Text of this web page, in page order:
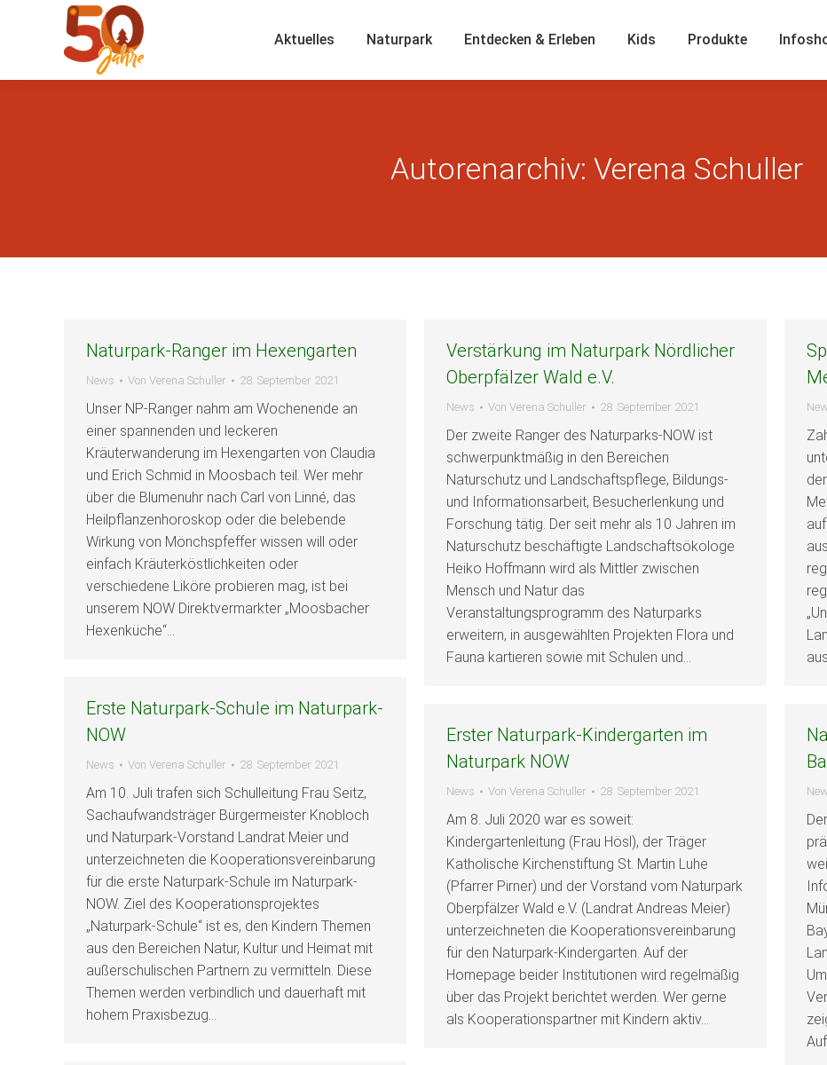
Aktuelles Naturpark Entdecken & Erleben Kids Produkte
Autorenarchiv: Verena Schuller
Naturpark-Ranger im Hexengarten
News Von Verena Schuller 28. September 2021
Unser NP-Ranger nahm am Wochenende an
einer spannenden und leckeren
Kräuterwanderung im Hexengarten von Claudia
und Erich Schmid in Moosbach teil. Wer mehr
über die Blumenuhr nach Carl von Linné, das
Heilpflanzenhoroskop oder die belebende
Wirkung von Mönchspfeffer wissen will oder
einfach Kräuterköstlichkeiten oder
verschiedene Liköre probieren mag, ist bei
unserem NOW Direktvermarkter „Moosbacher
Hexenküche“…
Verstärkung im Naturpark Nördlicher
Oberpfälzer Wald e.V.
News Von Verena Schuller 28. September 2021
Der zweite Ranger des Naturparks-NOW ist
schwerpunktmäßig in den Bereichen
Naturschutz und Landschaftspflege, Bildungs-
und Informationsarbeit, Besucherlenkung und
Forschung tätig. Der seit mehr als 10 Jahren im
Naturschutz beschäftigte Landschaftsökologe
Heiko Hoffmann wird als Mittler zwischen
Mensch und Natur das
Veranstaltungsprogramm des Naturparks
erweitern, in ausgewählten Projekten Flora und
Fauna kartieren sowie mit Schulen und…
Erste Naturpark-Schule im Naturpark-
NOW
News Von Verena Schuller 28. September 2021
Am 10. Juli trafen sich Schulleitung Frau Seitz,
Sachaufwandsträger Bürgermeister Knobloch
und Naturpark-Vorstand Landrat Meier und
unterzeichneten die Kooperationsvereinbarung
für die erste Naturpark-Schule im Naturpark-
NOW. Ziel des Kooperationsprojektes
„Naturpark-Schule“ ist es, den Kindern Themen
aus den Bereichen Natur, Kultur und Heimat mit
außerschulischen Partnern zu vermitteln. Diese
Themen werden verbindlich und dauerhaft mit
hohem Praxisbezug…
Erster Naturpark-Kindergarten im
Naturpark NOW
News Von Verena Schuller 28. September 2021
Am 8. Juli 2020 war es soweit:
Kindergartenleitung (Frau Hösl), der Träger
Katholische Kirchenstiftung St. Martin Luhe
(Pfarrer Pirner) und der Vorstand vom Naturpark
Oberpfälzer Wald e.V. (Landrat Andreas Meier)
unterzeichneten die Kooperationsvereinbarung
für den Naturpark-Kindergarten. Auf der
Homepage beider Institutionen wird regelmäßig
über das Projekt berichtet werden. Wer gerne
als Kooperationspartner mit Kindern aktiv…